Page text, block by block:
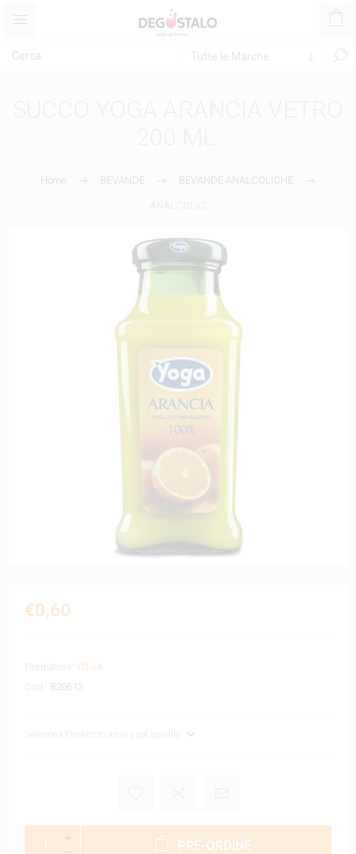
Home BEVANDE BEVANDE ANALCOLICHE
€0,60
Produttore:
YOGA
820613
Seleziona l'indirizzo a cui vuoi spedire
PRE-ORDINE